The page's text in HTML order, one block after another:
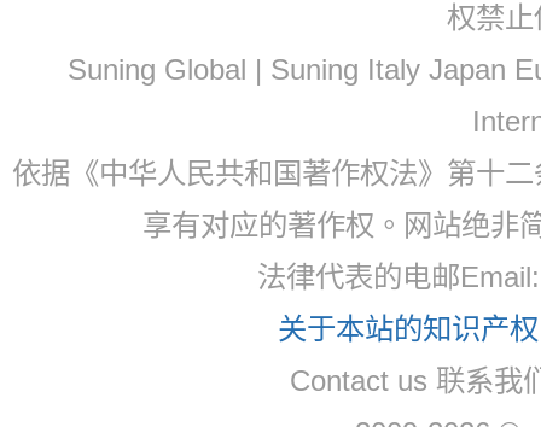
权禁
Suning Global | Suning Italy Japan
依据《中华人民共和国著作权法》第十
享有对应的著作权。网站绝非
法律代表的电邮
关于本站的知识产
Contact us 联系我